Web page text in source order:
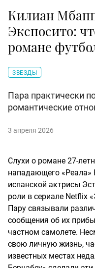
Килиан
Экспосито:
романе
ЗВЕЗДЫ
Пара практически
романтические
3 апреля 2026
Слухи о романе 27-
нападающего «Реала»
испанской актрисы
роли в сериале Netflix
Пару связывали
сообщения об их
частном самолете.
свою личную жизнь,
известных местах